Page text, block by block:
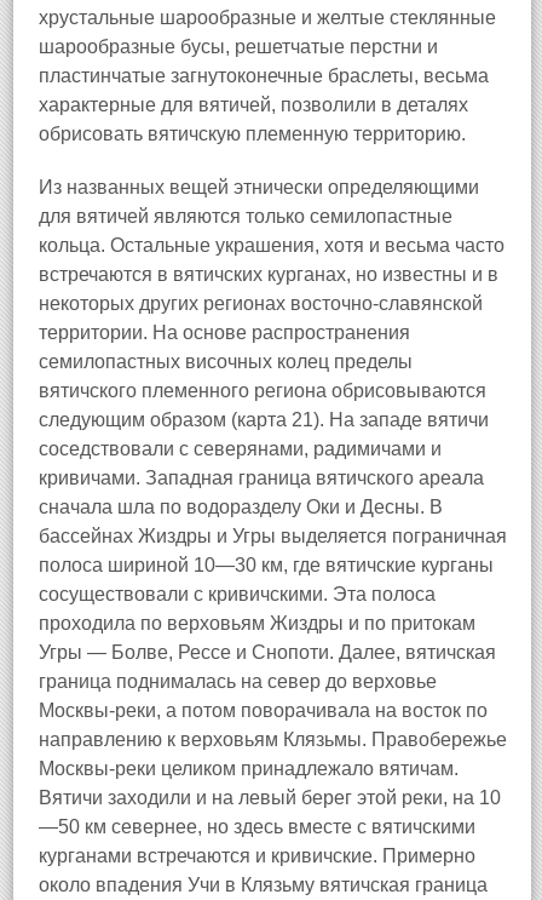
хрустальные шарообразные и желтые стеклянные
шарообразные бусы, решетчатые перстни и
пластинчатые загнутоконечные браслеты, весьма
характерные для вятичей, позволили в деталях
обрисовать вятичскую племенную территорию.
Из названных вещей этнически определяющими
для вятичей являются только семилопастные
кольца. Остальные украшения, хотя и весьма часто
встречаются в вятичских курганах, но известны и в
некоторых других регионах восточно-славянской
территории. На основе распространения
семилопастных височных колец пределы
вятичского племенного региона обрисовываются
следующим образом (карта 21). На западе вятичи
соседствовали с северянами, радимичами и
кривичами. Западная граница вятичского ареала
сначала шла по водоразделу Оки и Десны. В
бассейнах Жиздры и Угры выделяется пограничная
полоса шириной 10—30 км, где вятичские курганы
сосуществовали с кривичскими. Эта полоса
проходила по верховьям Жиздры и по притокам
Угры — Болве, Рессе и Снопоти. Далее, вятичская
граница поднималась на север до верховье
Москвы-реки, а потом поворачивала на восток по
направлению к верховьям Клязьмы. Правобережье
Москвы-реки целиком принадлежало вятичам.
Вятичи заходили и на левый берег этой реки, на 10
—50 км севернее, но здесь вместе с вятичскими
курганами встречаются и кривичские. Примерно
около впадения Учи в Клязьму вятичская граница